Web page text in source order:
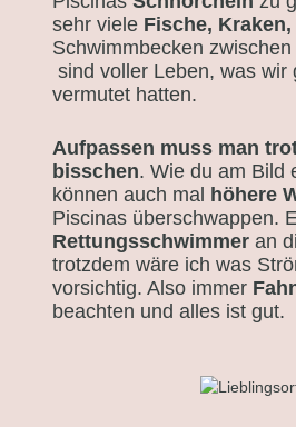
sehr viele Fische,
Schwimmbecken
sind voller Leben, was wir
vermutet hatten.
Aufpassen muss man
bisschen. Wie du am Bild
können auch mal höhere
Piscinas überschwappen.
Rettungsschwimmeran
trotzdem wäre ich was
vorsichtig. Also immer
beachten und alles ist gut.